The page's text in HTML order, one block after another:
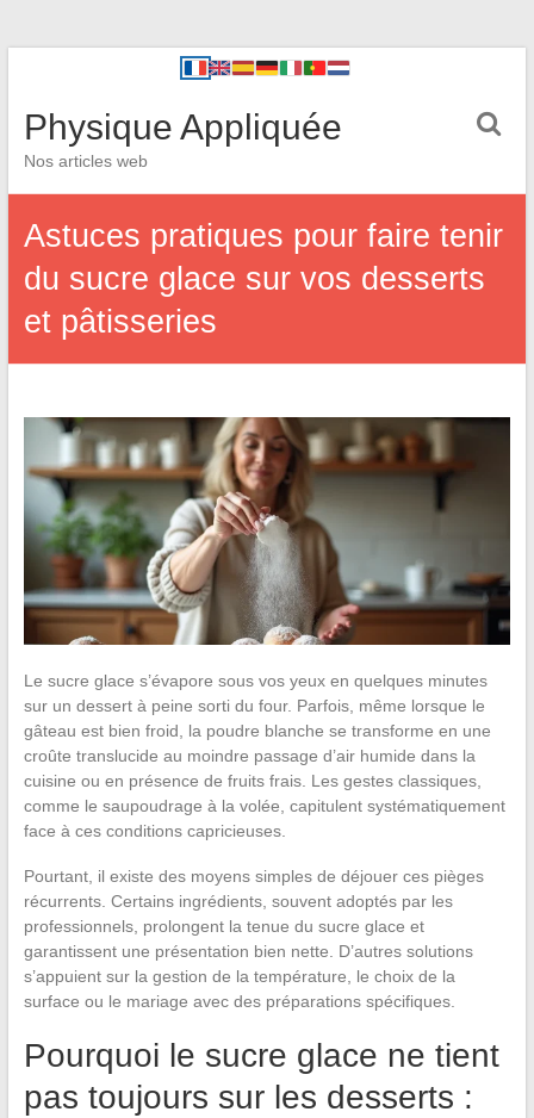
Physique Appliquée
Nos articles web
Astuces pratiques pour faire tenir
du sucre glace sur vos desserts
et pâtisseries
Le sucre glace s’évapore sous vos yeux en quelques minutes
sur un dessert à peine sorti du four. Parfois, même lorsque le
gâteau est bien froid, la poudre blanche se transforme en une
croûte translucide au moindre passage d’air humide dans la
cuisine ou en présence de fruits frais. Les gestes classiques,
comme le saupoudrage à la volée, capitulent systématiquement
face à ces conditions capricieuses.
Pourtant, il existe des moyens simples de déjouer ces pièges
récurrents. Certains ingrédients, souvent adoptés par les
professionnels, prolongent la tenue du sucre glace et
garantissent une présentation bien nette. D’autres solutions
s’appuient sur la gestion de la température, le choix de la
surface ou le mariage avec des préparations spécifiques.
Pourquoi le sucre glace ne tient
pas toujours sur les desserts :